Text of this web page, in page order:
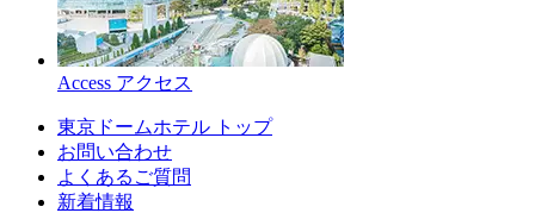
Access アクセス
東京ドームホテル トップ
お問い合わせ
よくあるご質問
新着情報